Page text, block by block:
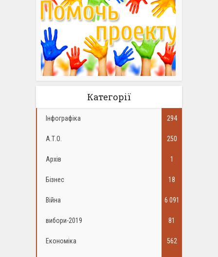
Категорії
Інфографіка 294
А.Т.О. 250
Архів 1
Бізнес 18
Війна 6 091
вибори-2019 81
Економіка 562